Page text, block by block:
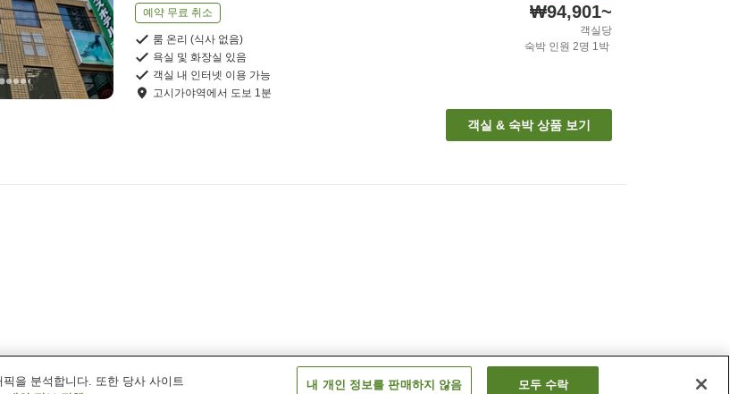
예약 무료 취소
룸 온리 (식사 없음)
욕실 및 화장실 있음
객실 내 인터넷 이용 가능
고시가야역에서 도보 1분
₩94,901~
객실당
숙박 인원 2명 1 박
객실 & 숙박 상품 보기
을 분석합니다. 또한 당사 사이트
내 개인 정보를 판매하지 않음 모두 수락